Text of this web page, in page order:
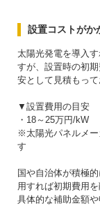
設置コストがか
太陽光発電を導入
すが、設置時の初
安として見積もって
▼設置費用の目安
・18～25万円/kW
※太陽光パネルメー
す
国や自治体が積極
用すれば初期費用
具体的な補助金額